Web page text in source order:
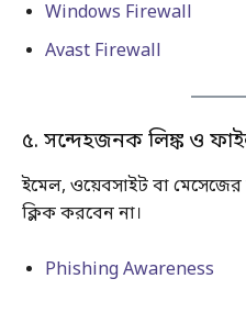
Windows Firewall
Avast Firewall
৫. সন্দেহজনক লিঙ্ক ও
ইমেল, ওয়েবসাইট বা মেসেজের
ক্লিক করবেন না।
Phishing Awareness